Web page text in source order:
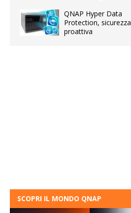
QNAP Hyper Data
Protection, sicurezza
proattiva
SCOPRI IL MONDO QNAP